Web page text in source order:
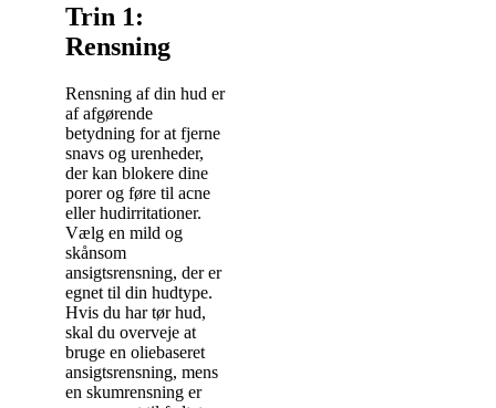
Trin 1:
Rensning
Rensning af din hud er
af afgørende
betydning for at fjerne
snavs og urenheder,
der kan blokere dine
porer og føre til acne
eller hudirritationer.
Vælg en mild og
skånsom
ansigtsrensning, der er
egnet til din hudtype.
Hvis du har tør hud,
skal du overveje at
bruge en oliebaseret
ansigtsrensning, mens
en skumrensning er